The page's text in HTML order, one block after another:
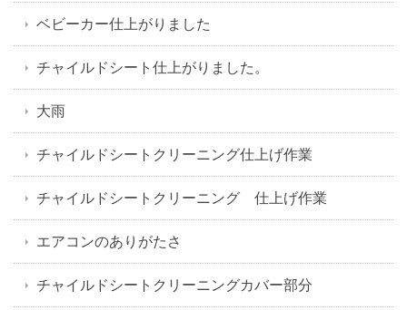
ベビーカー仕上がりました
チャイルドシート仕上がりました。
大雨
チャイルドシートクリーニング仕上げ作業
チャイルドシートクリーニング 仕上げ作業
エアコンのありがたさ
チャイルドシートクリーニングカバー部分